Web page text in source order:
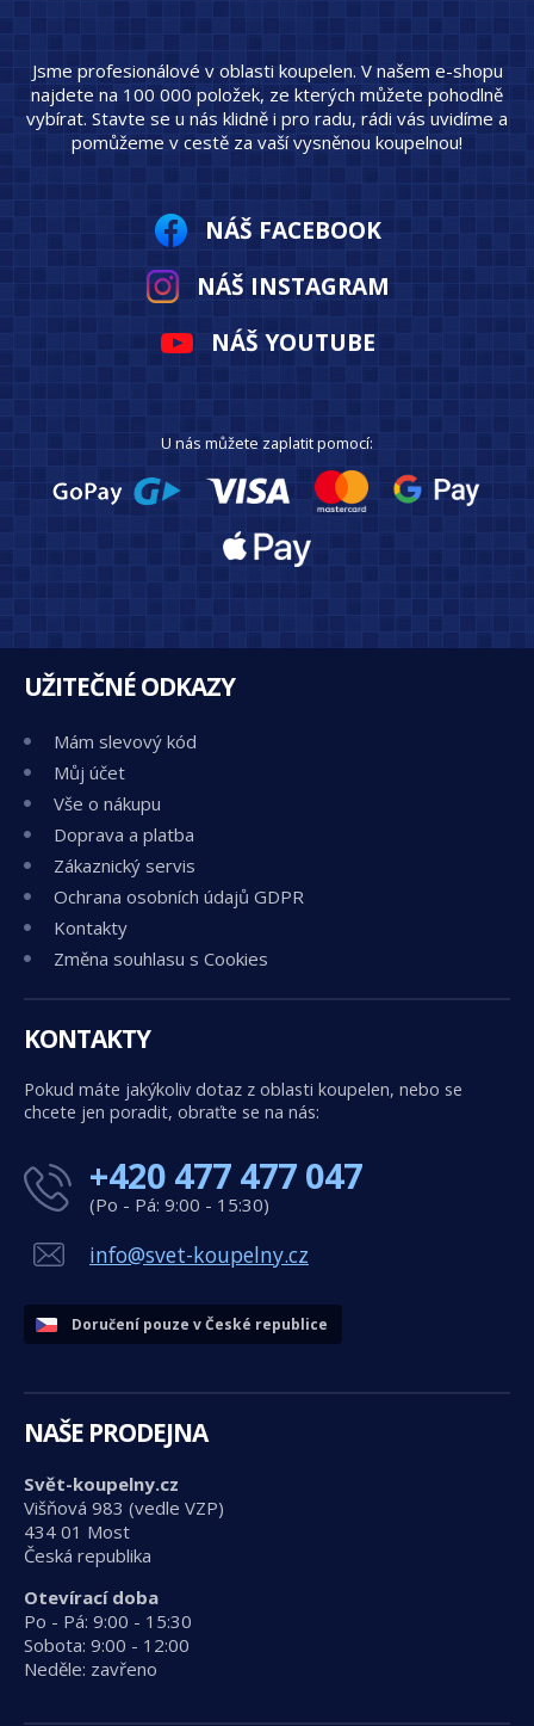
Jsme profesionálové v oblasti koupelen. V našem e-shopu
najdete na 100 000 položek, ze kterých můžete pohodlně
vybírat. Stavte se u nás klidně i pro radu, rádi vás uvidíme a
pomůžeme v cestě za vaší vysněnou koupelnou!
NÁŠ FACEBOOK
NÁŠ INSTAGRAM
NÁŠ YOUTUBE
U nás můžete zaplatit pomocí:
UŽITEČNÉ ODKAZY
Mám slevový kód
Můj účet
Vše o nákupu
Doprava a platba
Zákaznický servis
Ochrana osobních údajů GDPR
Kontakty
Změna souhlasu s Cookies
KONTAKTY
Pokud máte jakýkoliv dotaz z oblasti koupelen, nebo se
chcete jen poradit, obraťte se na nás:
+420 477 477 047
(Po - Pá: 9:00 - 15:30)
info@svet-koupelny.cz
Doručení pouze v České republice
NAŠE PRODEJNA
Svět-koupelny.cz
Višňová 983 (vedle VZP)
434 01 Most
Česká republika
Otevírací doba
Po - Pá: 9:00 - 15:30
Sobota: 9:00 - 12:00
Neděle: zavřeno